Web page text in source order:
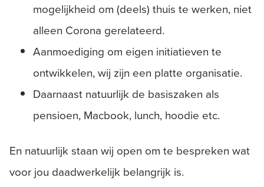
mogelijkheid om (deels) thuis te werken, niet
alleen Corona gerelateerd.
Aanmoediging om eigen initiatieven te
ontwikkelen, wij zijn een platte organisatie.
Daarnaast natuurlijk de basiszaken als
pensioen, Macbook, lunch, hoodie etc.
En natuurlijk staan wij open om te bespreken wat
voor jou daadwerkelijk belangrijk is.